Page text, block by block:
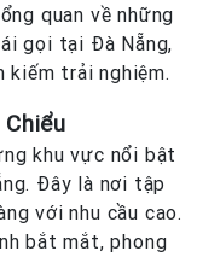
quan về những
gọi tại Đà Nẵng,
trải nghiệm.
khu vực nổi bật
Đây là nơi tập
với nhu cầu cao.
bắt mắt, phong